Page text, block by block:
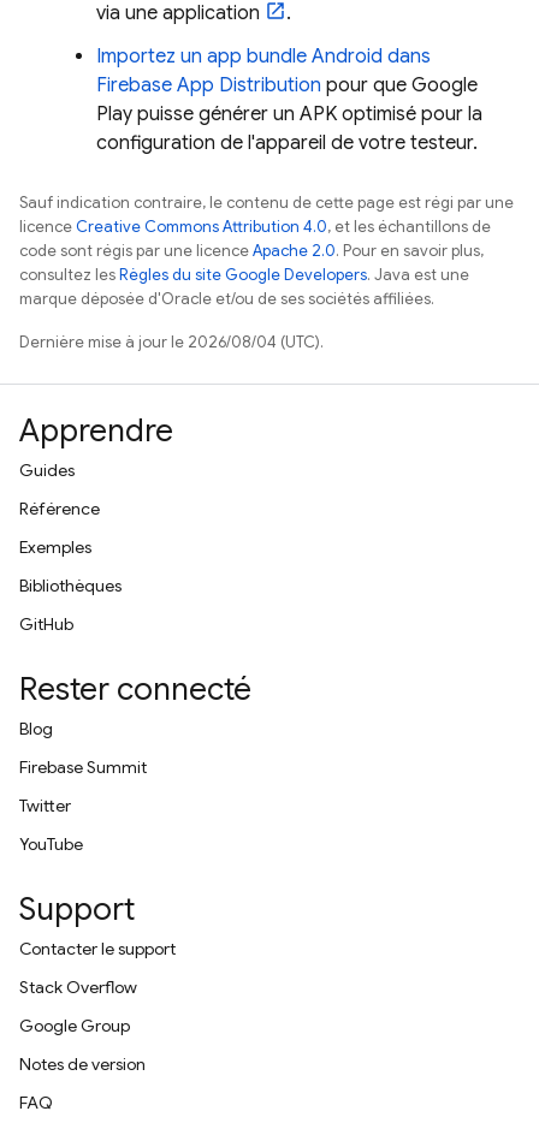
via une application
.
Importez un app bundle Android dans
Firebase App Distribution pour que Google
Play puisse générer un APK optimisé pour la
configuration de l'appareil de votre testeur.
Sauf indication contraire, le contenu de cette page est régi par une
licenceCreative Commons Attribution 4.0, et les échantillons de
code sont régis par une licenceApache 2.0. Pour en savoir plus,
consultez lesRègles du site Google Developers. Java est une
marque déposée d'Oracle et/ou de ses sociétés affiliées.
Dernière mise à jour le 2026/08/04 (UTC).
Apprendre
Guides
Référence
Exemples
Bibliothèques
GitHub
Rester connecté
Blog
Firebase Summit
Twitter
YouTube
Support
Contacter le support
Stack Overflow
Google Group
Notes de version
FAQ